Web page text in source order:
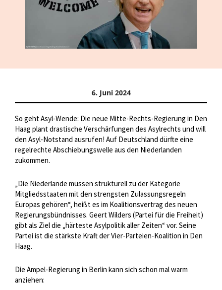
6. Juni 2024
So geht Asyl-Wende: Die neue Mitte-Rechts-Regierung in Den
Haag plant drastische Verschärfungen des Asylrechts und will
den Asyl-Notstand ausrufen! Auf Deutschland dürfte eine
regelrechte Abschiebungswelle aus den Niederlanden
zukommen.
„Die Niederlande müssen strukturell zu der Kategorie
Mitgliedsstaaten mit den strengsten Zulassungsregeln
Europas gehören“, heißt es im Koalitionsvertrag des neuen
Regierungsbündnisses. Geert Wilders (Partei für die Freiheit)
gibt als Ziel die „härteste Asylpolitik aller Zeiten“ vor. Seine
Partei ist die stärkste Kraft der Vier-Parteien-Koalition in Den
Haag.
Die Ampel-Regierung in Berlin kann sich schon mal warm
anziehen: